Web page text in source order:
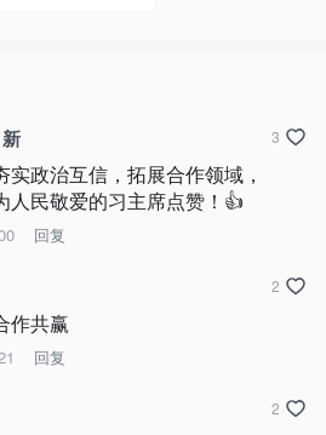
实政治互信，拓展合作领域，
人民敬爱的习主席点赞！👍
回复
3
作共赢
回复
2
2